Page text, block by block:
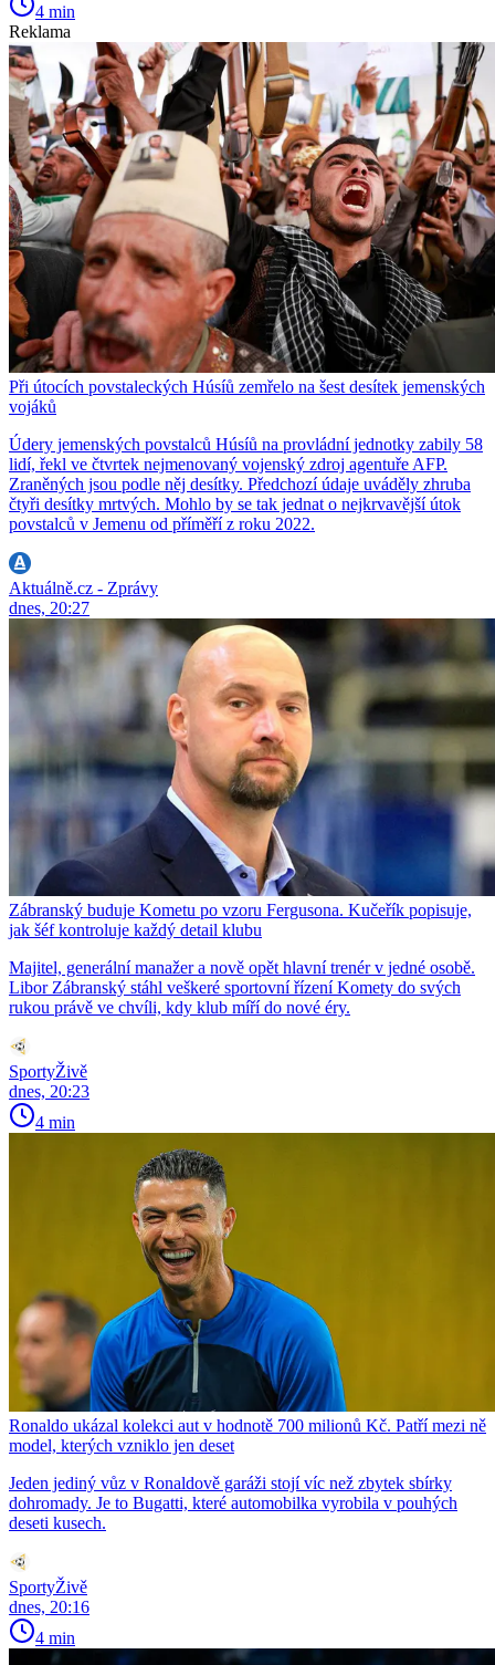
4 min
Reklama
Při útocích povstaleckých Húsíů zemřelo na šest desítek jemenských
vojáků
Údery jemenských povstalců Húsíů na provládní jednotky zabily 58
lidí, řekl ve čtvrtek nejmenovaný vojenský zdroj agentuře AFP.
Zraněných jsou podle něj desítky. Předchozí údaje uváděly zhruba
čtyři desítky mrtvých. Mohlo by se tak jednat o nejkrvavější útok
povstalců v Jemenu od příměří z roku 2022.
Aktuálně.cz - Zprávy
dnes, 20:27
Zábranský buduje Kometu po vzoru Fergusona. Kučeřík popisuje,
jak šéf kontroluje každý detail klubu
Majitel, generální manažer a nově opět hlavní trenér v jedné osobě.
Libor Zábranský stáhl veškeré sportovní řízení Komety do svých
rukou právě ve chvíli, kdy klub míří do nové éry.
SportyŽivě
dnes, 20:23
4 min
Ronaldo ukázal kolekci aut v hodnotě 700 milionů Kč. Patří mezi ně
model, kterých vzniklo jen deset
Jeden jediný vůz v Ronaldově garáži stojí víc než zbytek sbírky
dohromady. Je to Bugatti, které automobilka vyrobila v pouhých
deseti kusech.
SportyŽivě
dnes, 20:16
4 min